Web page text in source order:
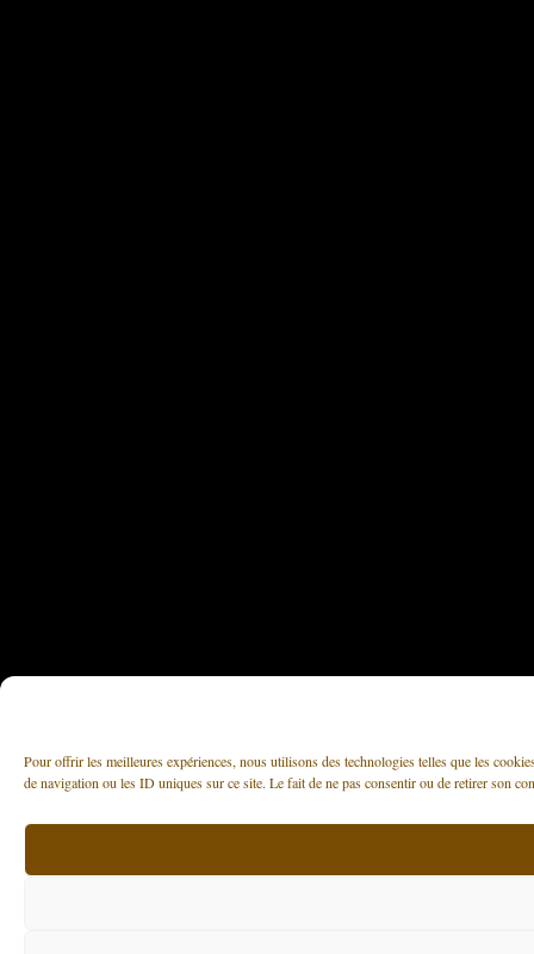
Pour offrir les meilleures expériences, nous utilisons des technologies telles que les
de navigation ou les ID uniques sur ce site. Le fait de ne pas consentir ou de retirer son